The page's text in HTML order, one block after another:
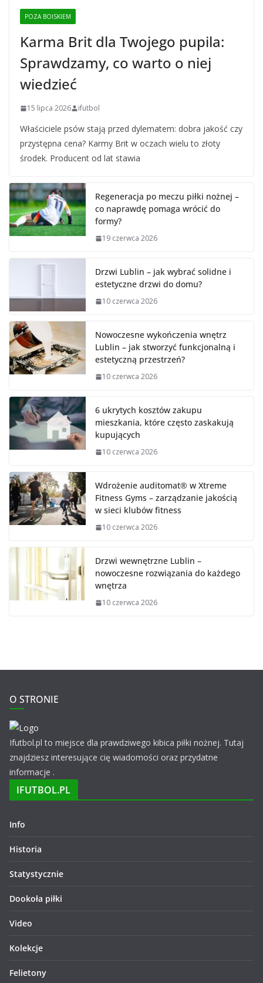
POZA BOISKIEM
Karma Brit dla Twojego pupila:
Sprawdzamy, co warto o niej
wiedzieć
15 lipca 2026 ifutbol
Właściciele psów stają przed dylematem: dobra jakość czy
przystępna cena? Karmy Brit w oczach wielu to złoty
środek. Producent od lat stawia
Regeneracja po meczu piłki nożnej –
co naprawdę pomaga wrócić do
formy?
19 czerwca 2026
Drzwi Lublin – jak wybrać solidne i
estetyczne drzwi do domu?
10 czerwca 2026
Nowoczesne wykończenia wnętrz
Lublin – jak stworzyć funkcjonalną i
estetyczną przestrzeń?
10 czerwca 2026
6 ukrytych kosztów zakupu
mieszkania, które często zaskakują
kupujących
10 czerwca 2026
Wdrożenie auditomat® w Xtreme
Fitness Gyms – zarządzanie jakością
w sieci klubów fitness
10 czerwca 2026
Drzwi wewnętrzne Lublin –
nowoczesne rozwiązania do każdego
wnętrza
10 czerwca 2026
O STRONIE
Ifutbol.pl to miejsce dla prawdziwego kibica piłki nożnej. Tutaj
znajdziesz interesujące cię wiadomości oraz przydatne
informacje .
IFUTBOL.PL
Info
Historia
Statystycznie
Dookoła piłki
Video
Kolekcje
Felietony